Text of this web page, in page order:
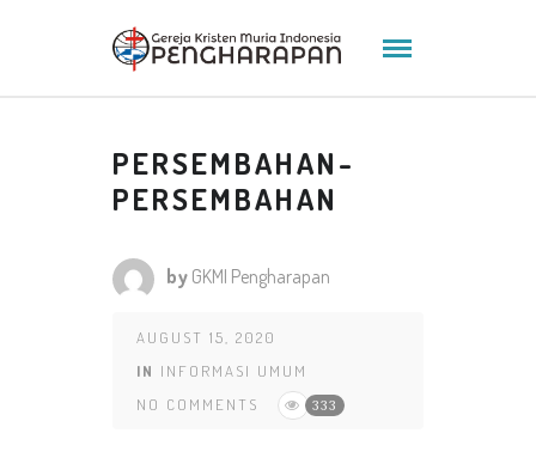
PERSEMBAHAN-
PERSEMBAHAN
by GKMI Pengharapan
AUGUST 15, 2020
IN INFORMASI UMUM
NO COMMENTS
333